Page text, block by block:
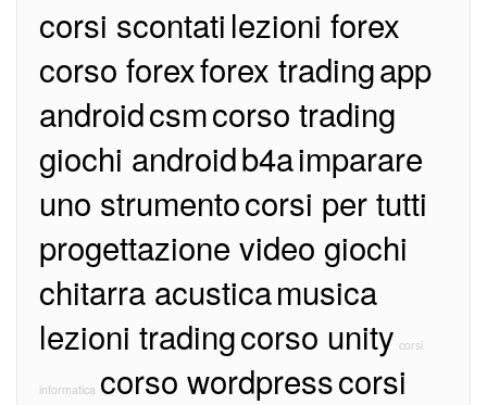
corsi scontatilezioni forex
corso forexforex tradingapp
androidcsmcorso trading
giochi androidb4aimparare
uno strumentocorsi per tutti
progettazione video giochi
chitarra acusticamusica
lezioni tradingcorso unity corsi
informatica corso wordpresscorsi